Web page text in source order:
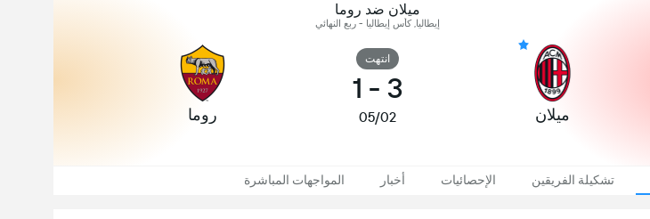
ميلان ضد روما
إيطاليا, كأس إيطاليا - ربع النهائي
ميلان
انتهت
3
-
1
05/02 روما
تشكيلة الفريقين الإحصائيات أخبار المواجهات المباشرة